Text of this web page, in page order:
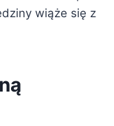
wiąże się z